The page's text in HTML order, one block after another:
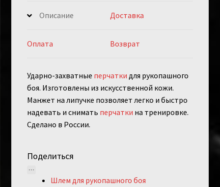
Описание Доставка
Оплата Возврат
Ударно-захватные перчатки для рукопашного
боя. Изготовлены из искусственной кожи.
Манжет на липучке позволяет легко и быстро
надевать и снимать перчатки на тренировке.
Сделано в России.
Поделиться
Шлем для рукопашного боя